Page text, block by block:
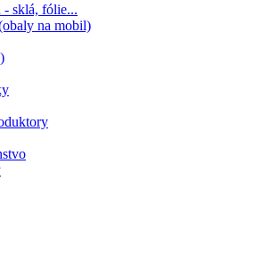
- sklá, fólie...
na mobil)